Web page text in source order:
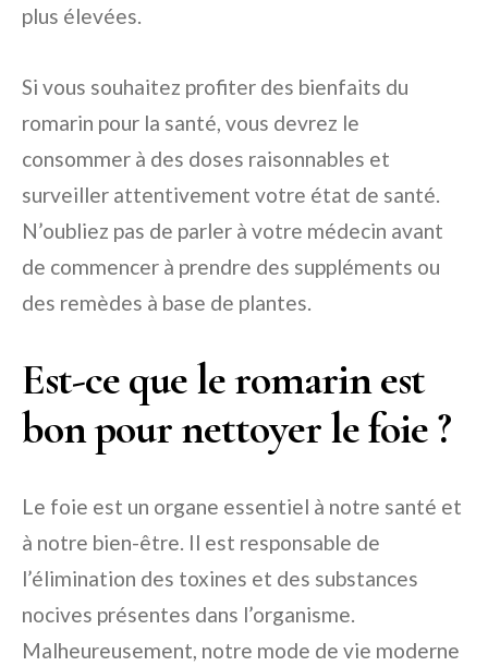
plus élevées.
Si vous souhaitez profiter des bienfaits du
romarin pour la santé, vous devrez le
consommer à des doses raisonnables et
surveiller attentivement votre état de santé.
N’oubliez pas de parler à votre médecin avant
de commencer à prendre des suppléments ou
des remèdes à base de plantes.
Est-ce que le romarin est
bon pour nettoyer le foie ?
Le foie est un organe essentiel à notre santé et
à notre bien-être. Il est responsable de
l’élimination des toxines et des substances
nocives présentes dans l’organisme.
Malheureusement, notre mode de vie moderne